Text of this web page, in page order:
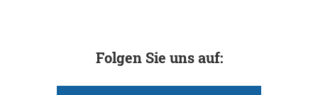
Folgen Sie uns auf: